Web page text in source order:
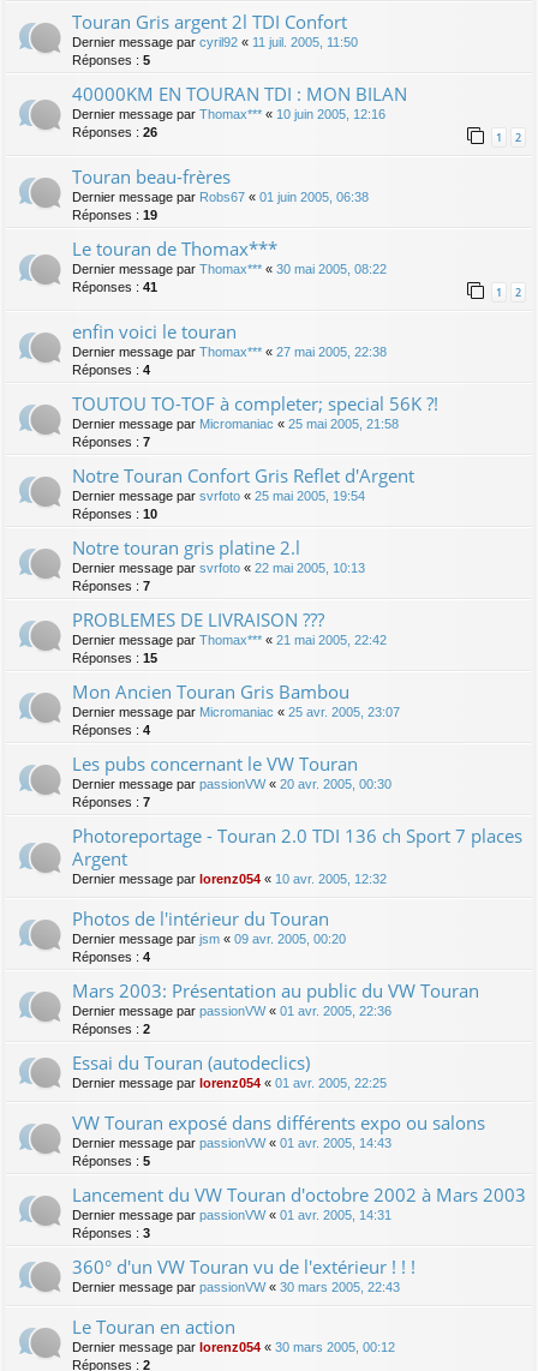
Touran Gris argent 2l TDI Confort
Dernier message par cyril92 « 11 juil. 2005, 11:50
Réponses : 5
40000KM EN TOURAN TDI : MON BILAN
Dernier message par Thomax*** « 10 juin 2005, 12:16
Réponses : 26 1 2
Touran beau-frères
Dernier message par Robs67 « 01 juin 2005, 06:38
Réponses : 19
Le touran de Thomax***
Dernier message par Thomax*** « 30 mai 2005, 08:22
Réponses : 41 1 2
enfin voici le touran
Dernier message par Thomax*** « 27 mai 2005, 22:38
Réponses : 4
TOUTOU TO-TOF à completer; special 56K ?!
Dernier message par Micromaniac « 25 mai 2005, 21:58
Réponses : 7
Notre Touran Confort Gris Reflet d'Argent
Dernier message par svrfoto « 25 mai 2005, 19:54
Réponses : 10
Notre touran gris platine 2.l
Dernier message par svrfoto « 22 mai 2005, 10:13
Réponses : 7
PROBLEMES DE LIVRAISON ???
Dernier message par Thomax*** « 21 mai 2005, 22:42
Réponses : 15
Mon Ancien Touran Gris Bambou
Dernier message par Micromaniac « 25 avr. 2005, 23:07
Réponses : 4
Les pubs concernant le VW Touran
Dernier message par passionVW« 20 avr. 2005, 00:30
Réponses : 7
Photoreportage - Touran 2.0 TDI 136 ch Sport 7 places
Argent
Dernier message par lorenz054 « 10 avr. 2005, 12:32
Photos de l'intérieur du Touran
Dernier message par jsm « 09 avr. 2005, 00:20
Réponses : 4
Mars 2003: Présentation au public du VW Touran
Dernier message par passionVW« 01 avr. 2005, 22:36
Réponses : 2
Essai du Touran (autodeclics)
Dernier message par lorenz054 « 01 avr. 2005, 22:25
VW Touran exposé dans différents expo ou salons
Dernier message par passionVW« 01 avr. 2005, 14:43
Réponses : 5
Lancement du VW Touran d'octobre 2002 à Mars 2003
Dernier message par passionVW« 01 avr. 2005, 14:31
Réponses : 3
360° d'un VW Touran vu de l'extérieur ! ! !
Dernier message par passionVW« 30 mars 2005, 22:43
Le Touran en action
Dernier message par lorenz054 « 30 mars 2005, 00:12
Réponses : 2